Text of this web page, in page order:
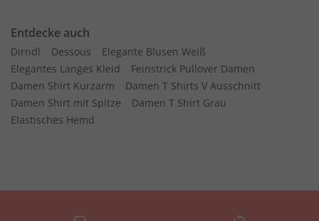
Entdecke auch
Dirndl Dessous
Elegante Blusen Weiß
Elegantes Langes Kleid
Feinstrick Pullover Damen
Damen Shirt Kurzarm
Damen T Shirts V Ausschnitt
Damen Shirt mit Spitze
Damen T Shirt Grau
Elastisches Hemd